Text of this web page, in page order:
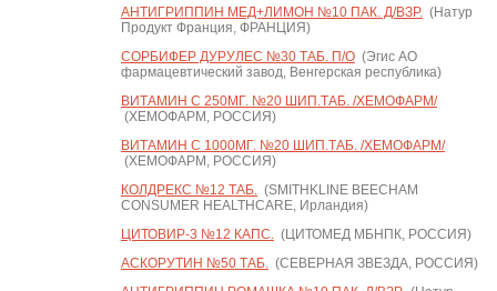
АНТИГРИППИН МЕД+ЛИМОН №10 ПАК. Д/ВЗР.(Натур
Продукт Франция, ФРАНЦИЯ)
СОРБИФЕР ДУРУЛЕС №30 ТАБ. П/О(Эгис АО
фармацевтический завод, Венгерская республика)
ВИТАМИН С 250МГ. №20 ШИП.ТАБ. /ХЕМОФАРМ/
(ХЕМОФАРМ, РОССИЯ)
ВИТАМИН С 1000МГ. №20 ШИП.ТАБ. /ХЕМОФАРМ/
(ХЕМОФАРМ, РОССИЯ)
КОЛДРЕКС №12 ТАБ.(SMITHKLINE BEECHAM
CONSUMER HEALTHCARE, Ирландия)
ЦИТОВИР-3 №12 КАПС.(ЦИТОМЕД МБНПК, РОССИЯ)
АСКОРУТИН №50 ТАБ.(СЕВЕРНАЯ ЗВЕЗДА, РОССИЯ)